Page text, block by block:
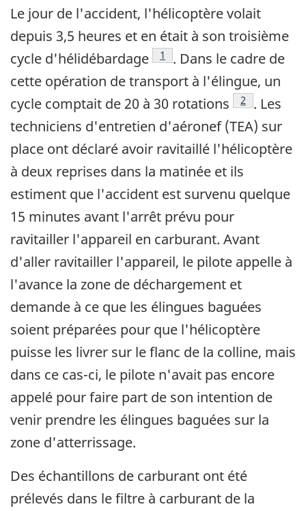
Le jour de l'accident, l'hélicoptère volait
depuis 3,5 heures et en était à son troisième
cycle d'hélidébardage
Note de bas de page
1
. Dans le cadre de
cette opération de transport à l'élingue, un
cycle comptait de 20 à 30 rotations
Note de bas
2
. Les
techniciens d'entretien d'aéronef (TEA) sur
place ont déclaré avoir ravitaillé l'hélicoptère
à deux reprises dans la matinée et ils
estiment que l'accident est survenu quelque
15 minutes avant l'arrêt prévu pour
ravitailler l'appareil en carburant. Avant
d'aller ravitailler l'appareil, le pilote appelle à
l'avance la zone de déchargement et
demande à ce que les élingues baguées
soient préparées pour que l'hélicoptère
puisse les livrer sur le flanc de la colline, mais
dans ce cas-ci, le pilote n'avait pas encore
appelé pour faire part de son intention de
venir prendre les élingues baguées sur la
zone d'atterrissage.
Des échantillons de carburant ont été
prélevés dans le filtre à carburant de la